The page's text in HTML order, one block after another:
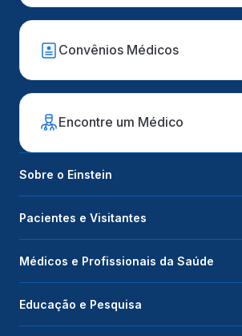
Convênios Médicos
Encontre um Médico
Sobre o Einstein
Pacientes e Visitantes
Médicos e Profissionais da Saúde
Educação e Pesquisa